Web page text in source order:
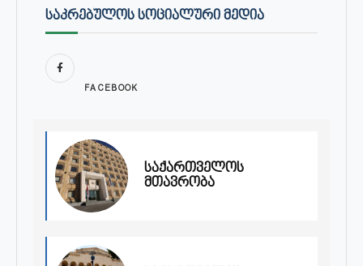
ᲡᲐᲙᲠᲔᲑᲣᲚᲝᲡ ᲡᲝᲪᲘᲐᲚᲣᲠᲘ ᲛᲔᲓᲘᲐ
FACEBOOK
საქართველოს
მთავრობა